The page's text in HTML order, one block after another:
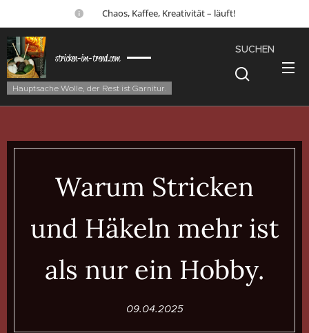
☕ Chaos, Kaffee, Kreativität – läuft!
stricken-im-trend.com
Hauptsache Wolle, der Rest ist Garnitur.
SUCHEN
Warum Stricken
und Häkeln mehr ist
als nur ein Hobby.
09.04.2025